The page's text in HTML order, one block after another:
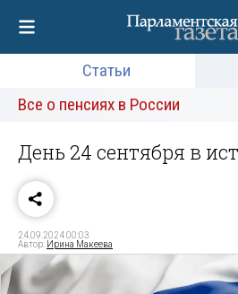
Статьи
Все о пенсиях в России
День 24 сентября в
24.09.2024 00:03
Автор: Ирина Макеева